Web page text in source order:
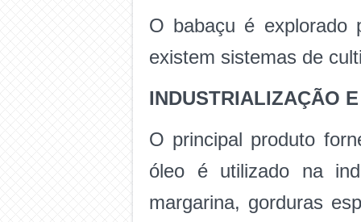
O babaçu é explorado
existem sistemas de
INDUSTRIALIZAÇÃO
O principal produto
óleo é utilizado na
margarina, gorduras